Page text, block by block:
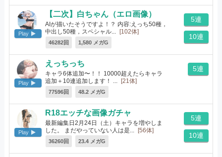
Play
【二次】白ちゃん（エロ画像）
AIが描いたそうですよ！？ 内容:えっち50種，
中出し50種，スペシャル...
[102体]
46282回 1,580 メガG
5連
10連
Play
えっちっち
キャラ6体追加〜！！ 10000超えたらキャラ
追加＋10連追加します！ ...
[21体]
77596回 48.2 メガG
5連
Play
R18エッチな画像ガチャ
最新編集日2月24日（土）キャラを増やしま
した。 まだやっていない人は是...
[56体]
36260回 23.4 メガG
5連
10連